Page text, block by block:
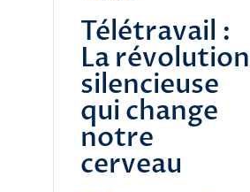
Télétravail :
La révolution
silencieuse
qui change
notre
cerveau